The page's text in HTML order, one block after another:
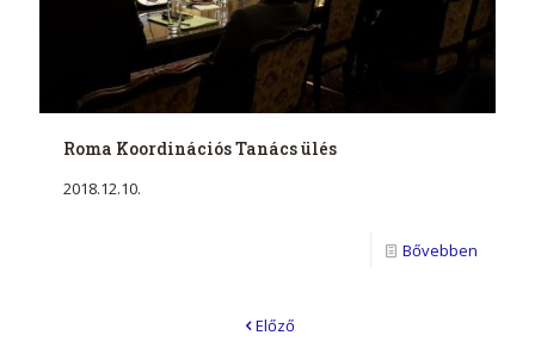
Roma Koordinációs Tanács ülés
2018.12.10.
Bővebben
Előző